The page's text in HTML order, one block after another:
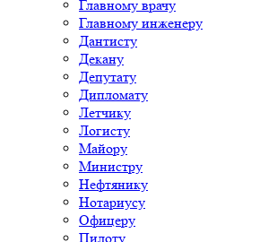
Главному врачу
Главному инженеру
Дантисту
Декану
Депутату
Дипломату
Летчику
Логисту
Майору
Министру
Нефтянику
Нотариусу
Офицеру
Пилоту